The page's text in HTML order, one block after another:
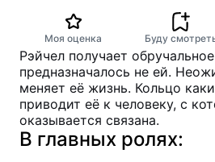
Моя оценка Буду
Рэйчел получает
предназначалось не ей.
меняет её жизнь. Кольцо
приводит её к человеку, с
оказывается связана.
В главных ролях: